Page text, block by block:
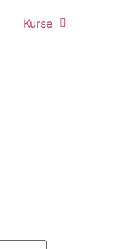
Kurse